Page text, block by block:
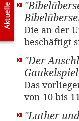
Die an der
beschäftigt
"Der
Das
von 10 bis
"Luther